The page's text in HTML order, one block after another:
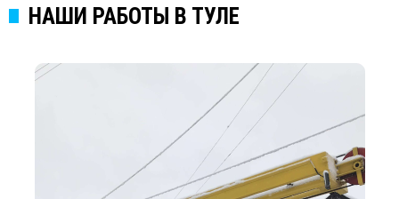
НАШИ РАБОТЫ В ТУЛЕ